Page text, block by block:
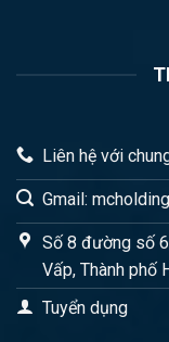
Liên hệ với
Gmail:
Số 8 đường số
Vấp, Thành phố
Tuyển dụng